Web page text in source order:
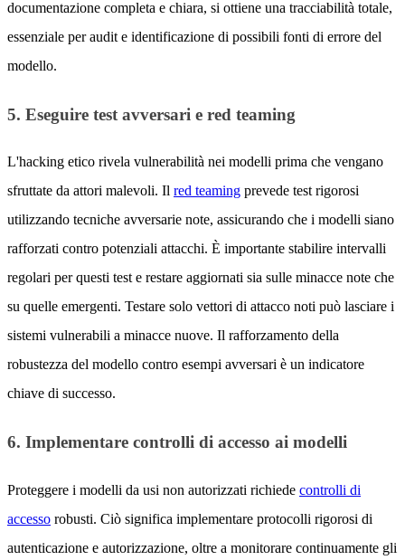
documentazione completa e chiara, si ottiene una tracciabilità totale,
essenziale per audit e identificazione di possibili fonti di errore del
modello.
5. Eseguire test avversari e red teaming
L'hacking etico rivela vulnerabilità nei modelli prima che vengano
sfruttate da attori malevoli. Il red teaming prevede test rigorosi
utilizzando tecniche avversarie note, assicurando che i modelli siano
rafforzati contro potenziali attacchi. È importante stabilire intervalli
regolari per questi test e restare aggiornati sia sulle minacce note che
su quelle emergenti. Testare solo vettori di attacco noti può lasciare i
sistemi vulnerabili a minacce nuove. Il rafforzamento della
robustezza del modello contro esempi avversari è un indicatore
chiave di successo.
6. Implementare controlli di accesso ai modelli
Proteggere i modelli da usi non autorizzati richiede controlli di
accesso robusti. Ciò significa implementare protocolli rigorosi di
autenticazione e autorizzazione, oltre a monitorare continuamente gli